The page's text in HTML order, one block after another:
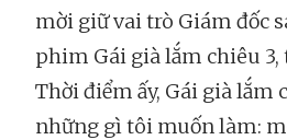
mời giữ vai trò Giám đốc
phim Gái già lắm chiêu 3,
Thời điểm ấy, Gái già lắm
những gì tôi muốn làm: